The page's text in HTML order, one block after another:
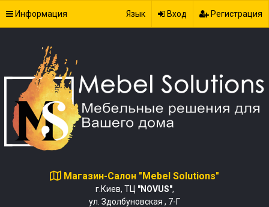
Информация Язык Вход Регистрация
Магазин-Салон "Mebel Solutions"
г.Киев, ТЦ "NOVUS",
ул. Здолбуновская , 7-Г